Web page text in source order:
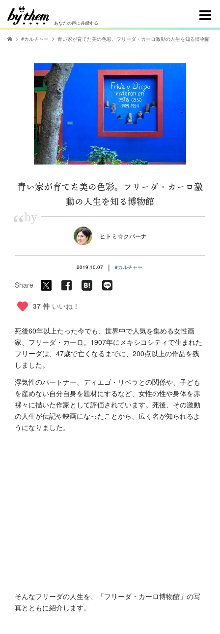
あなたの声に共感する
#カルチャー 青い家が育てた美の色彩。フリーダ・カーロ激動の人生を知る博物館
青い家が育てた美の色彩。フリーダ・カーロ激
動の人生を知る博物館
“by
ヒトミ☆クバーナ
2019.10.07 | #カルチャー
Share
37 件 いいね！
死後60年以上たった今でも、世界中で人気を集める女性画
家、フリーダ・カーロ。1907年にメキシコシティで生まれた
フリーダは、47歳で亡くなるまでに、200点以上の作品を残
しました。
浮気性のパートナー、ディエゴ・リベラとの関係や、子ども
を産めない自分自身を題材にするなど、女性の性や身体を赤
裸々に描いた作家として評価されています。死後、その激動
の人生が伝記や映画になったことから、広く名が知られるよ
うになりました。
そんなフリーダの人生を、「フリーダ・カーロ博物館」の写
真とともに紹介します。